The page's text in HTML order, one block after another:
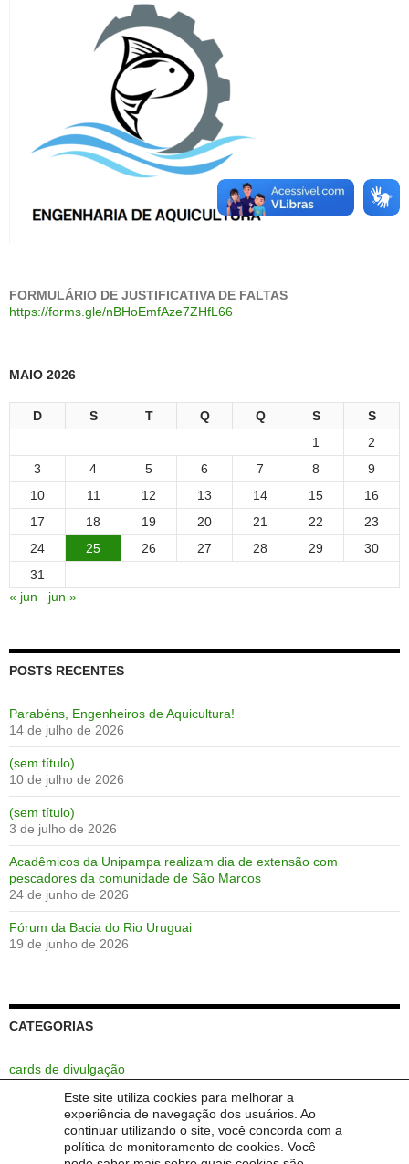
Este site utiliza cookies para melhorar a
experiência de navegação dos usuários. Ao
continuar utilizando o site, você concorda com a
política de monitoramento de cookies. Você
FORMULÁRIO DE JUSTIFICATIVA DE FALTAS
https://forms.gle/nBHoEmfAze7ZHfL66
MAIO 2026
D S T Q Q S
S
1
2
3
4 5 6 7 8
9
10
11 12 13 14 15
16
17
18 19 20 21 22
23
24
25 26 27 28 29
30
31
« jun
jun »
POSTS RECENTES
Parabéns, Engenheiros de Aquicultura!
14 de julho de 2026
(sem título)
10 de julho de 2026
(sem título)
3 de julho de 2026
Acadêmicos da Unipampa realizam dia de extensão com
pescadores da comunidade de São Marcos
24 de junho de 2026
Fórum da Bacia do Rio Uruguai
19 de junho de 2026
CATEGORIAS
cards de divulgação
Sem categoria